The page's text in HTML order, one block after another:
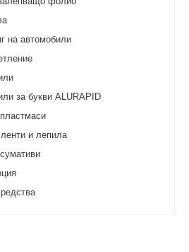
на автомобили
за букви ALURAPID
и лепила